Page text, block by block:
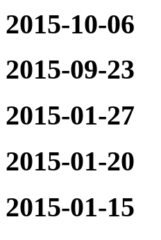
2015-10-06
2015-09-23
2015-01-27
2015-01-20
2015-01-15